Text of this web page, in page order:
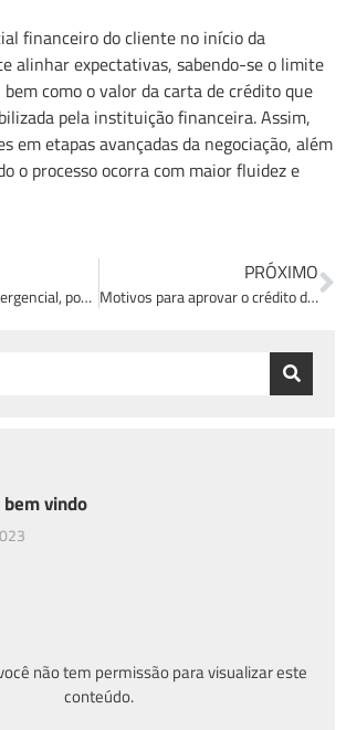
vindo
não tem permissão para visualizar este
conteúdo.
financeiro do cliente no início da
alinhar expectativas, sabendo-se o limite
como o valor da carta de crédito que
pela instituição financeira. Assim,
em etapas avançadas da negociação, além
o processo ocorra com maior fluidez e
Recebi o auxílio emergencial, posso financiar um imóvel?
PRÓXIMO
Motivos para aprovar o crédito do seu cliente antes de começar a procurar por imóveis!